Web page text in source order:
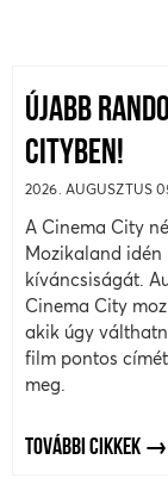
ÚJABB
CITYBEN!
2026. AUGUSZTUS
A Cinema City
Mozikaland idén
kíváncsiságát.
Cinema City
akik úgy
film pontos
meg.
TOVÁBBI CIKKEK